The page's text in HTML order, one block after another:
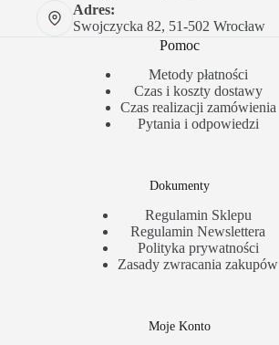
Adres:
Swojczycka 82, 51-502 Wrocław
Pomoc
Metody płatności
Czas i koszty dostawy
Czas realizacji zamówienia
Pytania i odpowiedzi
Dokumenty
Regulamin Sklepu
Regulamin Newslettera
Polityka prywatności
Zasady zwracania zakupów
Moje Konto